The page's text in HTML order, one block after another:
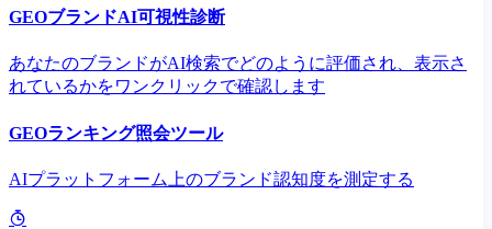
GEOブランドAI可視性診断
あなたのブランドがAI検索でどのように評価され、表示さ
れているかをワンクリックで確認します
GEOランキング照会ツール
AIプラットフォーム上のブランド認知度を測定する